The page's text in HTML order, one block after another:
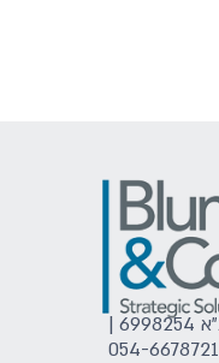
054-6678721